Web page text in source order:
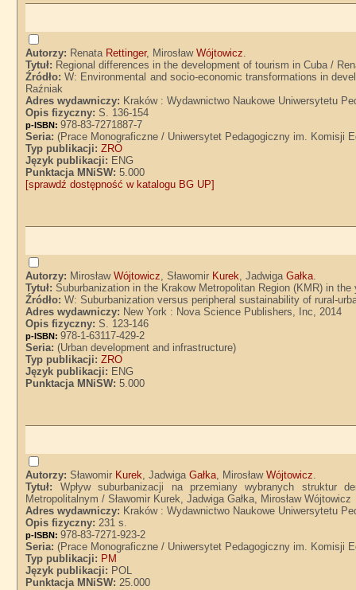
Autorzy: Renata Rettinger, MirosławWójtowicz.
Tytuł: Regional differences in the development of tourism in Cuba /
Źródło:W: Environmental and socio-economic transformations in
Raźniak
Adres wydawniczy: Kraków : Wydawnictwo Naukowe Uniwersytetu
Opis fizyczny:S. 136-154
p-ISBN:978-83-7271887-7
Seria:(Prace Monograficzne / Uniwersytet Pedagogiczny im. Komisji
Typ publikacji:ZRO
Język publikacji: ENG
Punktacja MNiSW:5.000
[sprawdź dostępność w katalogu BG UP]
Autorzy: MirosławWójtowicz, Sławomir Kurek, JadwigaGałka.
Tytuł:Suburbanization in the Krakow Metropolitan Region (KMR) in
Źródło:W: Suburbanization versus peripheral sustainability of rural-
Adres wydawniczy: New York : Nova Science Publishers, Inc, 2014
Opis fizyczny:S. 123-146
p-ISBN:978-1-63117-429-2
Seria:(Urban development and infrastructure)
Typ publikacji:ZRO
Język publikacji: ENG
Punktacja MNiSW:5.000
Autorzy:Sławomir Kurek, JadwigaGałka, MirosławWójtowicz.
Tytuł: Wpływ suburbanizacji na przemiany wybranych struktur
Metropolitalnym / Sławomir Kurek, Jadwiga Gałka, Mirosław Wójtowicz
Adres wydawniczy: Kraków : Wydawnictwo Naukowe Uniwersytetu
Opis fizyczny:231 s.
p-ISBN:978-83-7271-923-2
Seria:(Prace Monograficzne / Uniwersytet Pedagogiczny im. Komisji
Typ publikacji: PM
Język publikacji: POL
Punktacja MNiSW:25.000